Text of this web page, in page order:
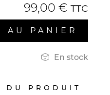
99,00 € TTC
AU PANIER
 En stock
DU PRODUIT